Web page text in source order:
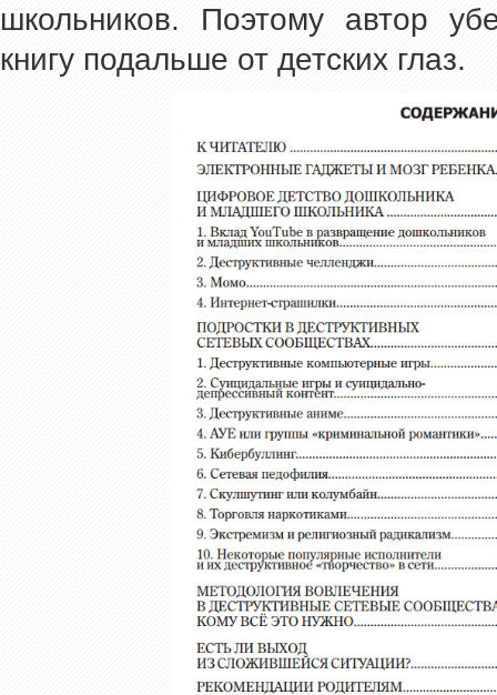
школьников. Поэтому автор
книгу подальше от детских глаз.